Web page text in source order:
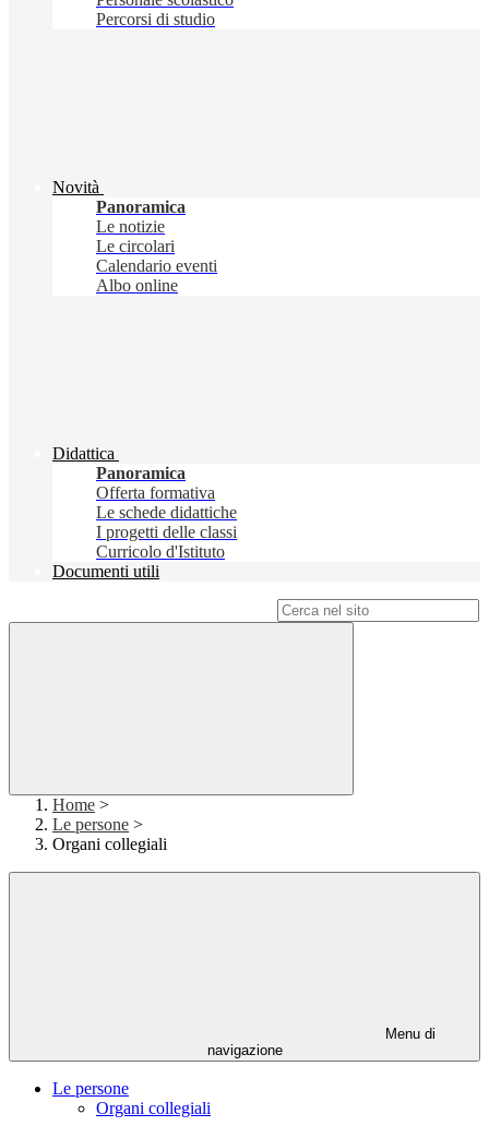
Percorsi di studio
Novità
Panoramica
Le notizie
Le circolari
Calendario eventi
Albo online
Didattica
Panoramica
Offerta formativa
Le schede didattiche
I progetti delle classi
Curricolo d'Istituto
Documenti utili
Home >
Le persone >
Organi collegiali
Menu di
navigazione
Le persone
Organi collegiali